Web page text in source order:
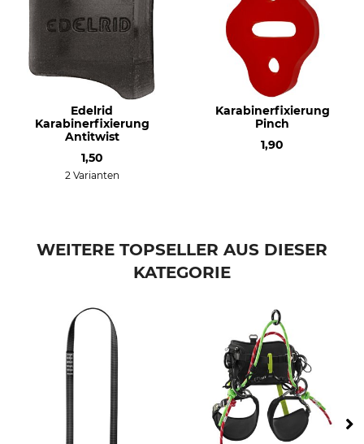
Gewicht
Edelrid
Karabinerfixierung
Antitwist
1,50
2 Varianten
Karabinerfixierung
Pinch
1,90
WEITERE TOPSELLER AUS DIESER
KATEGORIE